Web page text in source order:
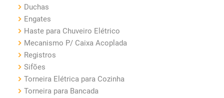
Duchas
Engates
Haste para Chuveiro Elétrico
Mecanismo P/ Caixa Acoplada
Registros
Sifões
Torneira Elétrica para Cozinha
Torneira para Bancada